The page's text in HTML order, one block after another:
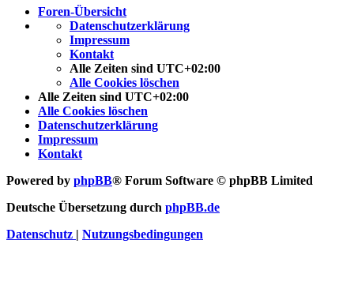
Foren-Übersicht
Datenschutzerklärung
Impressum
Kontakt
Alle Zeiten sind UTC+02:00
Alle Cookies löschen
Alle Zeiten sind UTC+02:00
Alle Cookies löschen
Datenschutzerklärung
Impressum
Kontakt
Powered by phpBB® Forum Software © phpBB Limited
Deutsche Übersetzung durch phpBB.de
Datenschutz | Nutzungsbedingungen